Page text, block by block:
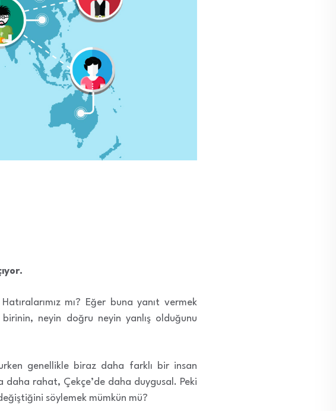
mı? Eğer buna yanıt vermek
neyin doğru neyin yanlış olduğunu
genellikle biraz daha farklı bir insan
daha rahat, Çekçe’de daha duygusal. Peki
söylemek mümkün mü?